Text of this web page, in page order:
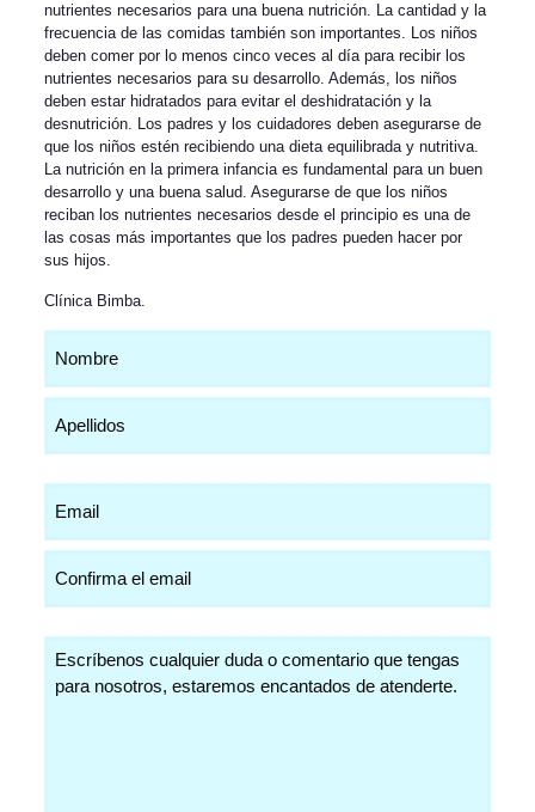
nutrientes necesarios para una buena nutrición. La cantidad y la
frecuencia de las comidas también son importantes. Los niños
deben comer por lo menos cinco veces al día para recibir los
nutrientes necesarios para su desarrollo. Además, los niños
deben estar hidratados para evitar el deshidratación y la
desnutrición. Los padres y los cuidadores deben asegurarse de
que los niños estén recibiendo una dieta equilibrada y nutritiva.
La nutrición en la primera infancia es fundamental para un buen
desarrollo y una buena salud. Asegurarse de que los niños
reciban los nutrientes necesarios desde el principio es una de
las cosas más importantes que los padres pueden hacer por
sus hijos.
Clínica Bimba.
(Obligatorio)
(Obligatorio)
(Obligatorio)